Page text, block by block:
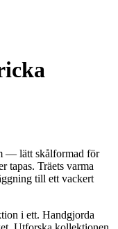
— lätt skålformad för
tapas. Träets varma
till ett vackert
i ett. Handgjorda